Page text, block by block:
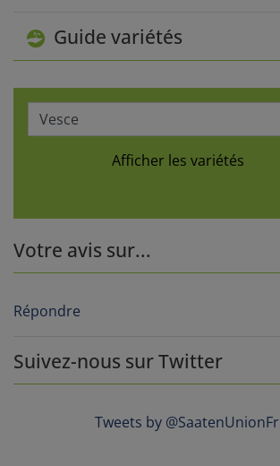
Guide variétés
Vesce
Afficher les variétés
Votre avis sur...
Répondre
Suivez-nous sur Twitter
Tweets by @SaatenUnionFr